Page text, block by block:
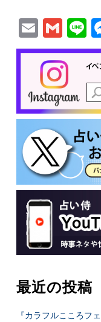
Email
最近の投稿
『カラフルこころフ